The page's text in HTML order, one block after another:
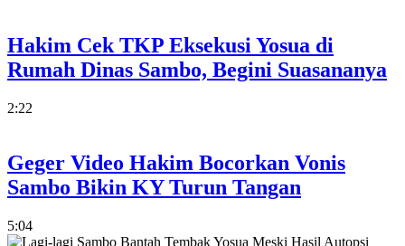
Hakim Cek TKP Eksekusi Yosua di
Rumah Dinas Sambo, Begini Suasananya
2:22
Geger Video Hakim Bocorkan Vonis
Sambo Bikin KY Turun Tangan
5:04